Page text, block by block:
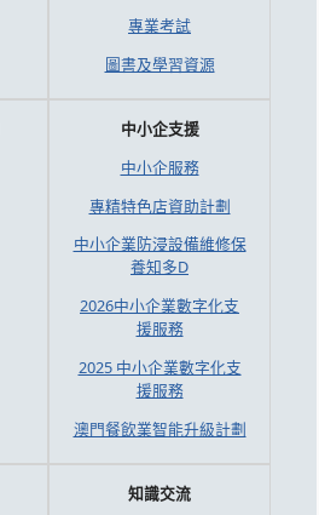
專業考試
圖書及學習資源
中小企支援
中小企服務
專精特色店資助計劃
中小企業防浸設備維修保
養知多D
2026中小企業數字化支
援服務
2025 中小企業數字化支
援服務
澳門餐飲業智能升級計劃
知識交流